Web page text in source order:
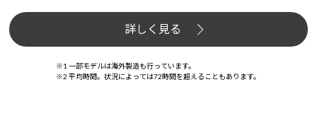
詳しく見る
※1 一部モデルは海外製造も行っています。
※2 平均時間。状況によっては72時間を超えることもあります。